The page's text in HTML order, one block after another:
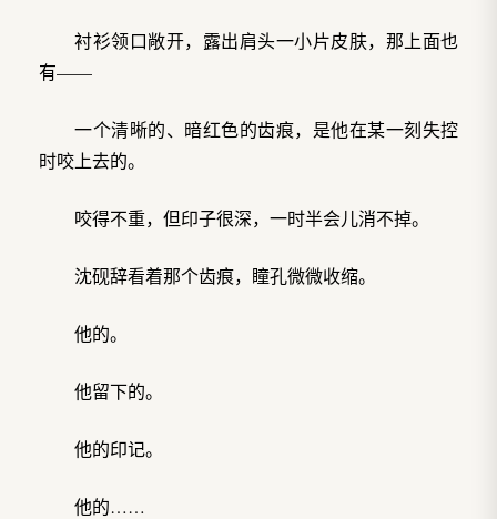
衬衫领口敞开，露出肩头一小片皮肤，那上面也
有——
一个清晰的、暗红色的齿痕，是他在某一刻失控
时咬上去的。
咬得不重，但印子很深，一时半会儿消不掉。
沈砚辞看着那个齿痕，瞳孔微微收缩。
他的。
他留下的。
他的印记。
他的……